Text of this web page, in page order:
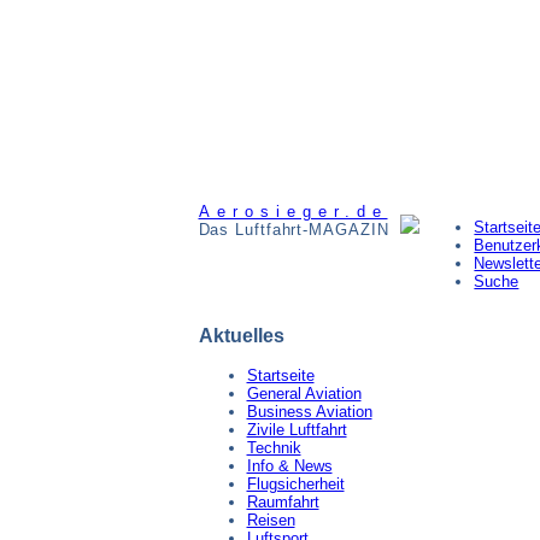
Aerosieger.de
Das Luftfahrt-MAGAZIN
Startseite
Suche
Aktuelles
Startseite
General Aviation
Business Aviation
Zivile Luftfahrt
Technik
Info & News
Flugsicherheit
Raumfahrt
Reisen